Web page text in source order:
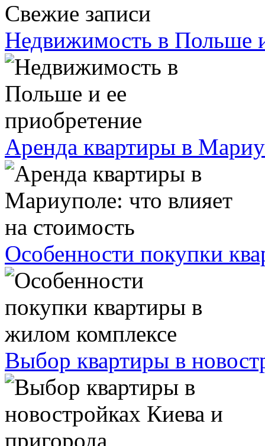
Свежие записи
Недвижимость в Польше
Аренда квартиры в
Особенности покупки
Выбор квартиры в